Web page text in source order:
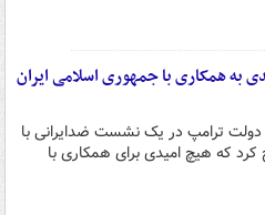
به همکاری با جمهوری اسلامی ایران
دولت ترامپ در یک نشست ضدایرانی با
که هیچ امیدی برای همکاری با